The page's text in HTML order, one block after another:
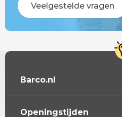
Veelgestelde vragen
Barco.nl
Openingstijden